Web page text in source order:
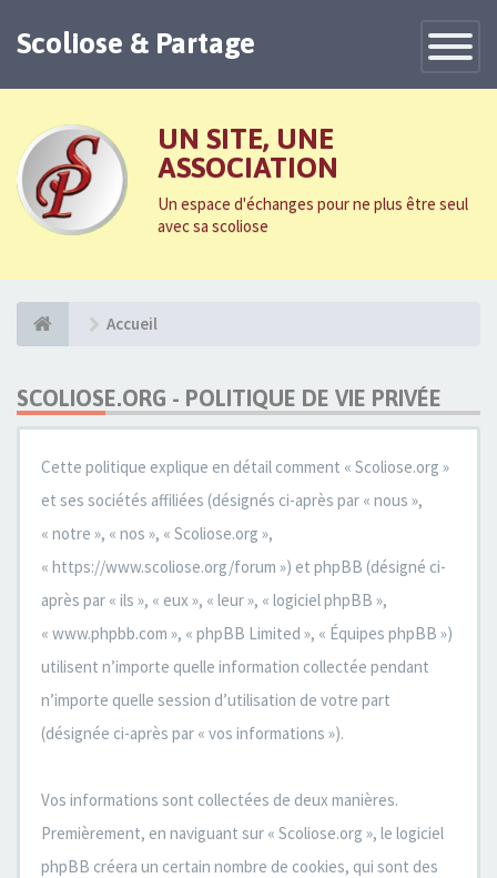
Toggle
Scoliose & Partage
UN SITE, UNE
ASSOCIATION
Un espace d'échanges pour ne plus être seul
avec sa scoliose
Accueil
SCOLIOSE.ORG - POLITIQUE DE VIE PRIVÉE
Cette politique explique en détail comment « Scoliose.org »
et ses sociétés affiliées (désignés ci-après par « nous »,
« notre », « nos », « Scoliose.org »,
« https://www.scoliose.org/forum ») et phpBB (désigné ci-
après par « ils », « eux », « leur », « logiciel phpBB »,
« www.phpbb.com », « phpBB Limited », « Équipes phpBB »)
utilisent n’importe quelle information collectée pendant
n’importe quelle session d’utilisation de votre part
(désignée ci-après par « vos informations »).
Vos informations sont collectées de deux manières.
Premièrement, en naviguant sur « Scoliose.org », le logiciel
phpBB créera un certain nombre de cookies, qui sont des